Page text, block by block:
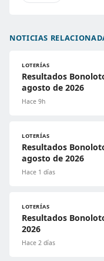
NOTICIAS
LOTERÍAS
Resultados
agosto de 2026
Hace 9h
LOTERÍAS
Resultados
agosto de 2026
Hace 1 días
LOTERÍAS
Resultados
2026
Hace 2 días